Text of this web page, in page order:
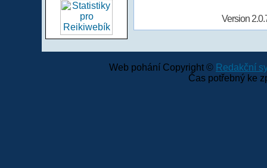
Version
Web pohání Copyright © Redakční
Čas potřebný ke